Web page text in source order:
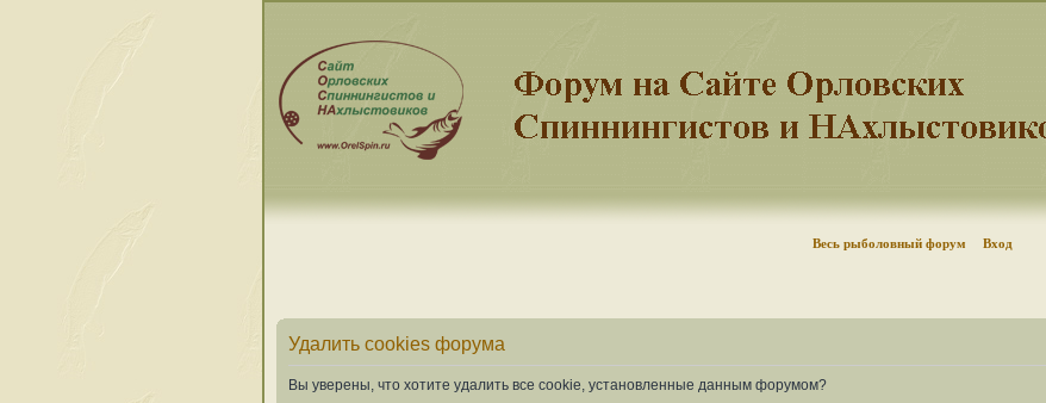
Весь рыболовный форум Вход
Удалить cookies форума
Вы уверены, что хотите удалить все cookie, установленные данным форумом?